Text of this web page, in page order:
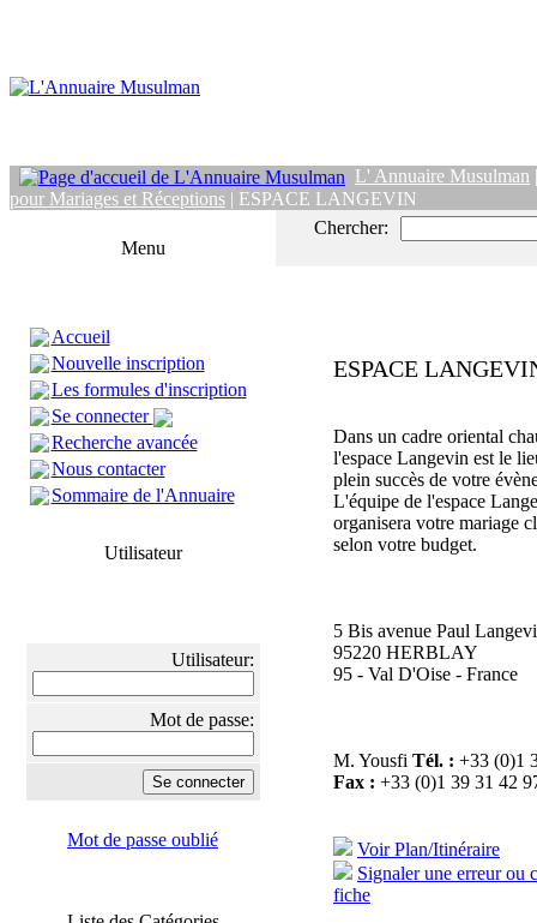
L' Annuaire Musulman
pour Mariages et Réceptions | ESPACE LANGEVIN
Menu
Accueil
Nouvelle inscription
Les formules d'inscription
Se connecter
Recherche avancée
Nous contacter
Sommaire de l'Annuaire
Utilisateur
Utilisateur:
Mot de passe:
Mot de passe oublié
Chercher:
ESPACE
Dans un cadre oriental
l'espace Langevin est le
plein succès de votre
L'équipe de l'espace
organisera votre mariage
selon votre budget.
5 Bis avenue Paul
95220 HERBLAY
95 - Val D'Oise - France
M. Yousfi Tél. : +33 (0)1
Fax : +33 (0)1 39 31 42
Voir Plan/Itinéraire
Signaler une erreur ou
fiche